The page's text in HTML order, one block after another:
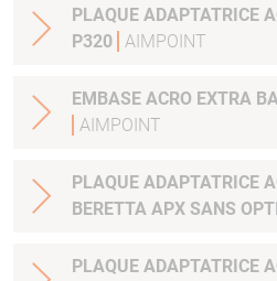
PLAQUE ADAPTATRICE
P320 AIMPOINT
EMBASE ACRO EXTRA
AIMPOINT
PLAQUE ADAPTATRICE
BERETTA APX SANS
PLAQUE ADAPTATRICE